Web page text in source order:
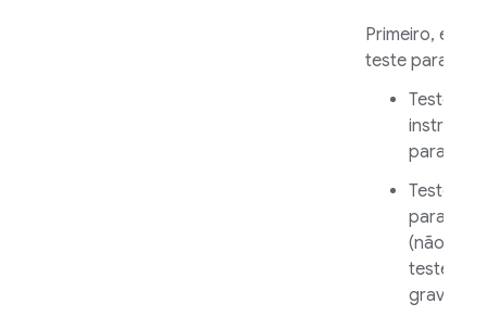
Primeiro,
teste para
Teste de
para
Teste
para
(não
teste
gravado)